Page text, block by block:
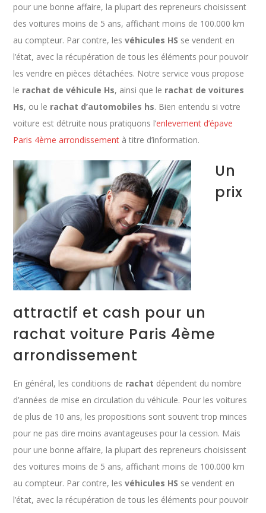
pour une bonne affaire, la plupart des repreneurs choisissent
des voitures moins de 5 ans, affichant moins de 100.000 km
au compteur. Par contre, lesvéhicules HS se vendent en
l’état, avec la récupération de tous les éléments pour pouvoir
les vendre en pièces détachées. Notre service vous propose
le rachat de véhicule Hs, ainsi que le rachat de voitures
Hs, ou le rachat d’automobiles hs. Bien entendu si votre
voiture est détruite nous pratiquons l’enlevement d’épave
Paris 4ème arrondissement à titre d’information.
Un
prix
attractif et cash pour un
rachat voiture Paris 4ème
arrondissement
En général, les conditions de rachat dépendent du nombre
d’années de mise en circulation du véhicule. Pour les voitures
de plus de 10 ans, les propositions sont souvent trop minces
pour ne pas dire moins avantageuses pour la cession. Mais
pour une bonne affaire, la plupart des repreneurs choisissent
des voitures moins de 5 ans, affichant moins de 100.000 km
au compteur. Par contre, lesvéhicules HS se vendent en
l’état, avec la récupération de tous les éléments pour pouvoir